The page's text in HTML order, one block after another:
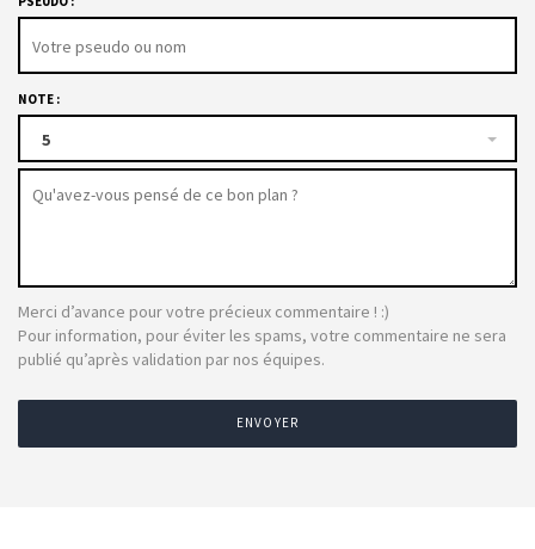
NOTE :
5
Merci d’avance pour votre précieux commentaire ! :)
Pour information, pour éviter les spams, votre commentaire ne sera
publié qu’après validation par nos équipes.
ENVOYER